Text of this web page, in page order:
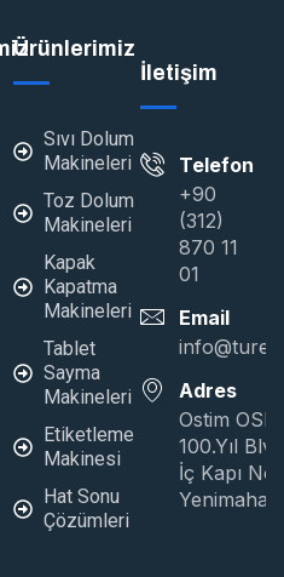
Ürünlerimiz
Sıvı Dolum
Makineleri
Toz Dolum
Makineleri
Kapak
Kapatma
Makineleri
Tablet
Sayma
Makineleri
Etiketleme
Makinesi
Hat Sonu
Çözümleri
İletişim
Telefon
+90
(312)
870 11
01
Email
Adres
Ostim OSB
100.Yıl
İç Kapı